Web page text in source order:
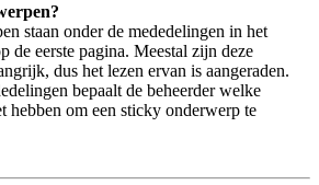
staan onder de mededelingen in het
de eerste pagina. Meestal zijn deze
dus het lezen ervan is aangeraden.
bepaalt de beheerder welke
hebben om een sticky onderwerp te